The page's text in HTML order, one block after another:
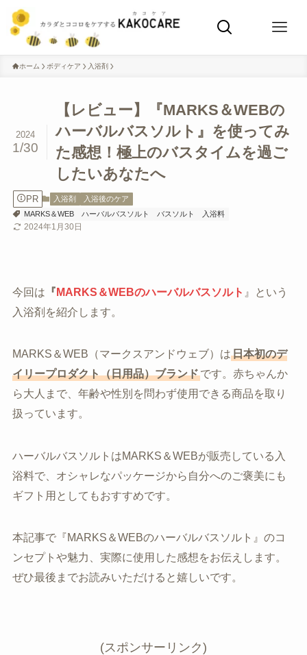
ホーム ボディケア 入浴剤
【レビュー】『MARKS＆WEBの
ハーバルバスソルト』を使ってみ
た感想！極上のバスタイムを過ご
したいあなたへ
2024
1/30
PR 入浴剤
入浴後のケア
MARKS＆WEB
ハーバルバスソルト バスソルト 入浴料
2024年1月30日
今回は 『MARKS＆WEBのハーバルバスソルト 』という
入浴剤を紹介します。
MARKS＆WEB（マークスアンドウェブ）は日本初のデ
イリープロダクト（日用品）ブランドです。赤ちゃんか
ら大人まで、年齢や性別を問わず使用できる商品を取り
扱っています。
ハーバルバスソルトはMARKS＆WEBが販売している入
浴料で、オシャレなパッケージから自分へのご褒美にも
ギフト用としてもおすすめです。
本記事で『MARKS＆WEBのハーバルバスソルト』のコ
ンセプトや魅力、実際に使用した感想をお伝えします。
ぜひ最後までお読みいただけると嬉しいです。
(スポンサーリンク)